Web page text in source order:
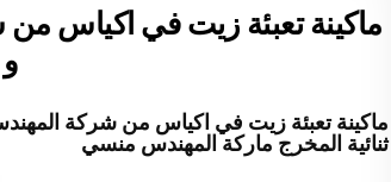
ماكينة تعبئة زيت في اكياس
ثنائية المخرج ماركة المهندس منسي